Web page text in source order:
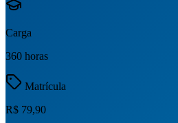
Carga
360 horas
Matrícula
R$ 79,90